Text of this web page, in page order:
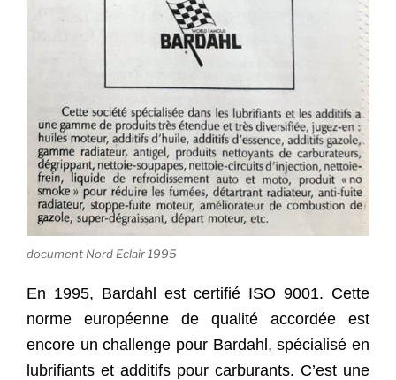
document Nord Eclair 1995
En 1995, Bardahl est certifié ISO 9001. Cette
norme européenne de qualité accordée est
encore un challenge pour Bardahl, spécialisé en
lubrifiants et additifs pour carburants. C’est une